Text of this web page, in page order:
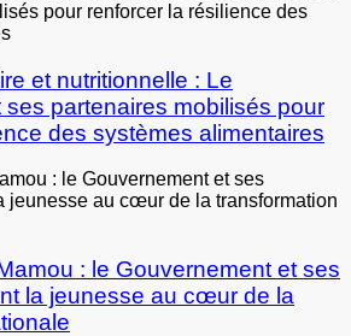
et nutritionnelle : Le
partenaires mobilisés pour
des systèmes alimentaires
: le Gouvernement et ses
la jeunesse au cœur de la